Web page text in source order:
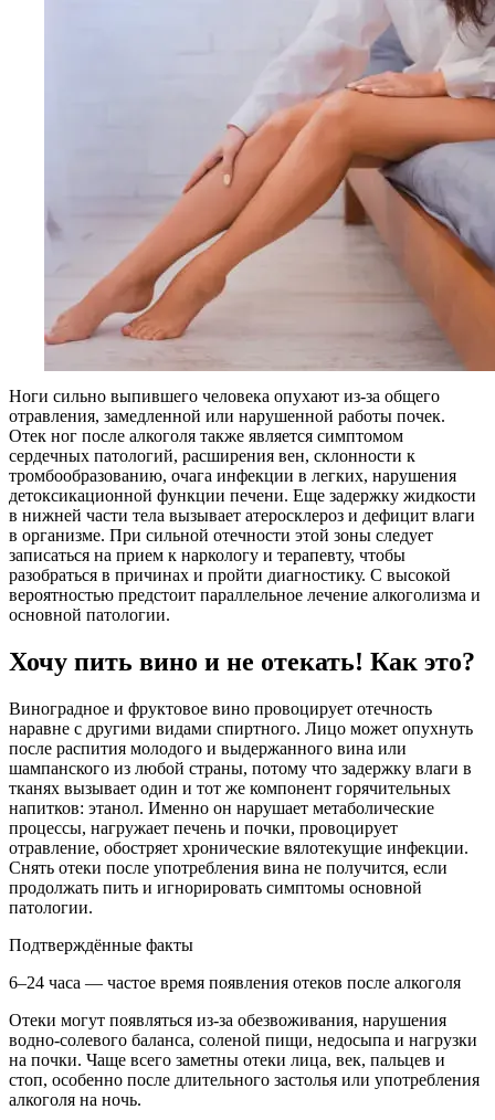
Ноги сильно выпившего человека опухают из-за общего
отравления, замедленной или нарушенной работы почек.
Отек ног после алкоголя также является симптомом
сердечных патологий, расширения вен, склонности к
тромбообразованию, очага инфекции в легких, нарушения
детоксикационной функции печени. Еще задержку жидкости
в нижней части тела вызывает атеросклероз и дефицит влаги
в организме. При сильной отечности этой зоны следует
записаться на прием к наркологу и терапевту, чтобы
разобраться в причинах и пройти диагностику. С высокой
вероятностью предстоит параллельное лечение алкоголизма и
основной патологии.
Хочу пить вино и не отекать! Как это?
Виноградное и фруктовое вино провоцирует отечность
наравне с другими видами спиртного. Лицо может опухнуть
после распития молодого и выдержанного вина или
шампанского из любой страны, потому что задержку влаги в
тканях вызывает один и тот же компонент горячительных
напитков: этанол. Именно он нарушает метаболические
процессы, нагружает печень и почки, провоцирует
отравление, обостряет хронические вялотекущие инфекции.
Снять отеки после употребления вина не получится, если
продолжать пить и игнорировать симптомы основной
патологии.
Подтверждённые факты
6–24 часа — частое время появления отеков после алкоголя
Отеки могут появляться из-за обезвоживания, нарушения
водно-солевого баланса, соленой пищи, недосыпа и нагрузки
на почки. Чаще всего заметны отеки лица, век, пальцев и
стоп, особенно после длительного застолья или употребления
алкоголя на ночь.